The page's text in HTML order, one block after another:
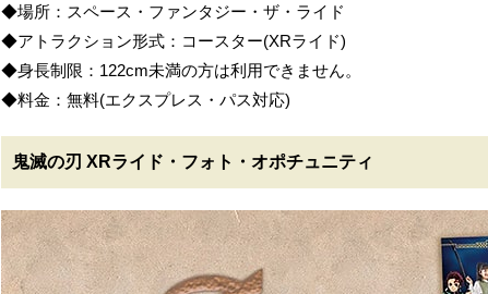
◆場所：スペース・ファンタジー・ザ・ライド
◆アトラクション形式：コースター(XRライド)
◆身長制限：122cm未満の方は利用できません。
◆料金：無料(エクスプレス・パス対応)
鬼滅の刃 XRライド・フォト・オポチュニティ